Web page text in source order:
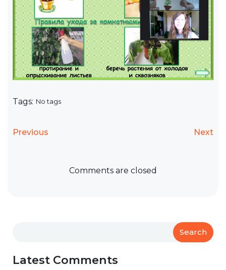
Tags: No tags
Previous Next
Comments are closed
Search
Latest Comments